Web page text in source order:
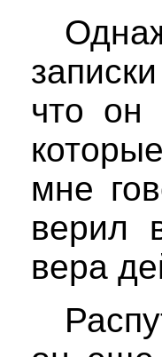
что он
мне
верил
вера